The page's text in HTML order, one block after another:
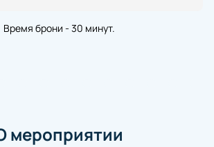
Время брони - 30 минут.
мероприятии